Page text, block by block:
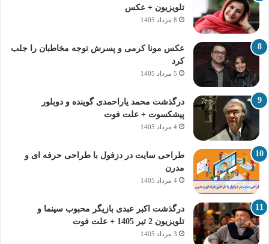
تلویزیون + عکس
8 مرداد 1405
عکس مونا کرمی و پسرش توجه مخاطبان را جلب
کرد
5 مرداد 1405
درگذشت محمد یاراحمدی گوینده و دوبلور
پیشکسوت + علت فوت
4 مرداد 1405
طراحی سایت در دزفول با طراحی حرفه‌ ای و
مدرن
4 مرداد 1405
درگذشت اکبر عبدی بازیگر محبوب سینما و
تلویزیون 2 تیر 1405 + علت فوت
3 مرداد 1405